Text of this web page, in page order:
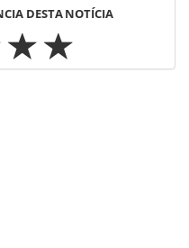
DESTA NOTÍCIA
parcerias/2022/05/
pela-tap-por-